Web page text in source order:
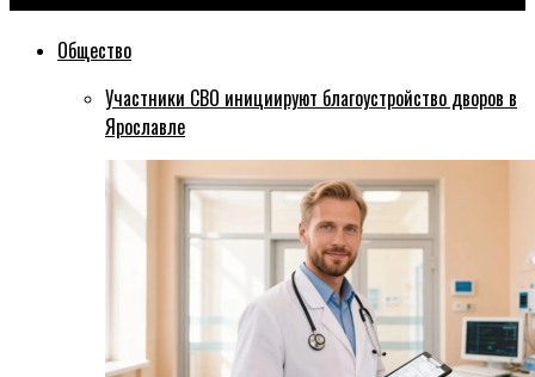
Общество
Участники СВО инициируют благоустройство дворов в
Ярославле